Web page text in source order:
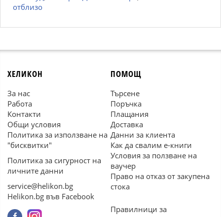
отблизо
ХЕЛИКОН
За нас
Работа
Контакти
Общи условия
Политика за използване на
"бисквитки"
Политика за сигурност на
личните данни
service@helikon.bg
Helikon.bg във Facebook
ПОМОЩ
Търсене
Поръчка
Плащания
Доставка
Данни за клиента
Как да свалим е-книги
Условия за ползване на
ваучер
Право на отказ от закупена
стока
Правилници за